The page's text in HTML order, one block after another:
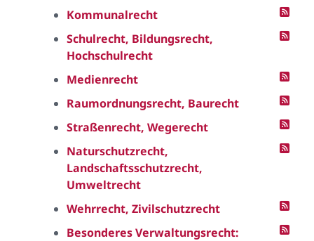
Kommunalrecht
Schulrecht, Bildungsrecht,
Hochschulrecht
Medienrecht
Raumordnungsrecht, Baurecht
Straßenrecht, Wegerecht
Naturschutzrecht,
Landschaftsschutzrecht,
Umweltrecht
Wehrrecht, Zivilschutzrecht
Besonderes Verwaltungsrecht: